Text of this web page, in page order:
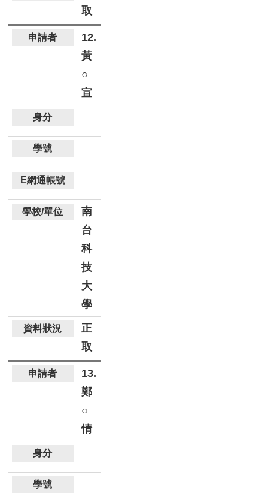
取
12.
黃
○
宣
南
台
科
技
大
學
正
取
13.
鄭
○
情